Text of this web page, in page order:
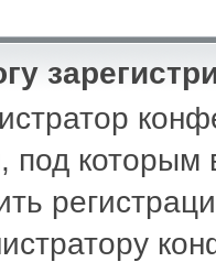
под которым